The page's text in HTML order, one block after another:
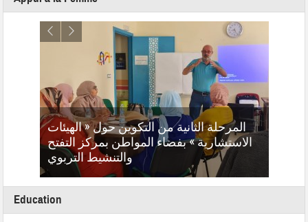
المرحلة الثانية من التكوين حول « الهيئات
الاستشارية » بفضاء المواطن بمركز التفتح
والتنشيط التربوي
Education